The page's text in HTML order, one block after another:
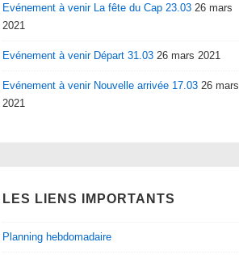
Evénement à venir La fête du Cap 23.03 26 mars
2021
Evénement à venir Départ 31.03 26 mars 2021
Evénement à venir Nouvelle arrivée 17.03 26 mars
2021
LES LIENS IMPORTANTS
Planning hebdomadaire